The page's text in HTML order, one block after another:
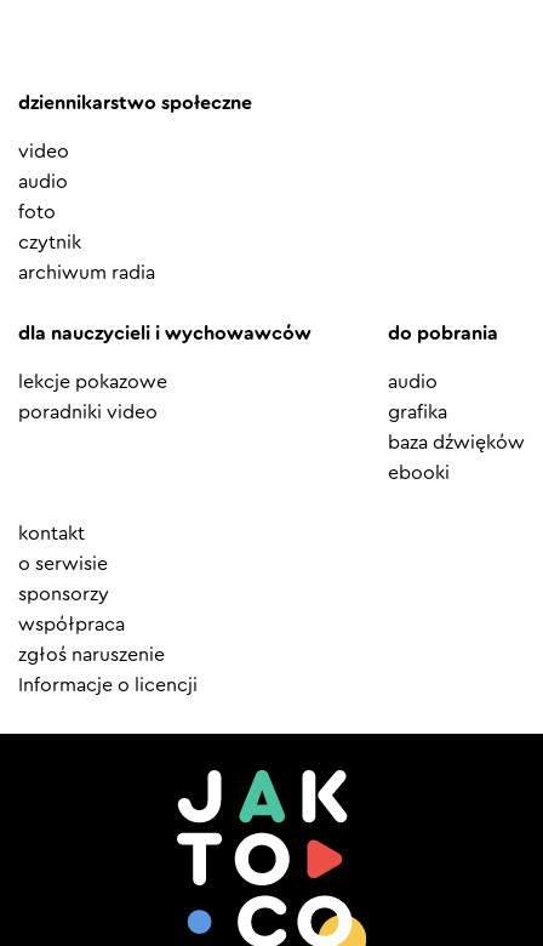
dziennikarstwo społeczne
video
audio
foto
czytnik
archiwum radia
dla nauczycieli i wychowawców
lekcje pokazowe
poradniki video
do pobrania
audio
grafika
baza dźwięków
ebooki
Element
menu
kontakt
o serwisie
sponsorzy
współpraca
zgłoś naruszenie
Informacje o licencji